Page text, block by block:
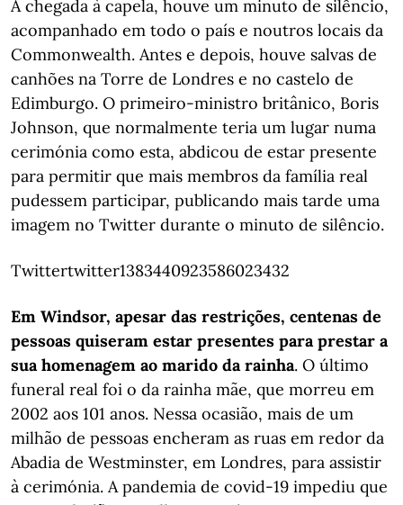
À chegada à capela, houve um minuto de silêncio,
acompanhado em todo o país e noutros locais da
Commonwealth. Antes e depois, houve salvas de
canhões na Torre de Londres e no castelo de
Edimburgo. O primeiro-ministro britânico, Boris
Johnson, que normalmente teria um lugar numa
cerimónia como esta, abdicou de estar presente
para permitir que mais membros da família real
pudessem participar, publicando mais tarde uma
imagem no Twitter durante o minuto de silêncio.
Twittertwitter1383440923586023432
Em Windsor, apesar das restrições, centenas de
pessoas quiseram estar presentes para prestar a
sua homenagem ao marido da rainha. O último
funeral real foi o da rainha mãe, que morreu em
2002 aos 101 anos. Nessa ocasião, mais de um
milhão de pessoas encheram as ruas em redor da
Abadia de Westminster, em Londres, para assistir
à cerimónia. A pandemia de covid-19 impediu que